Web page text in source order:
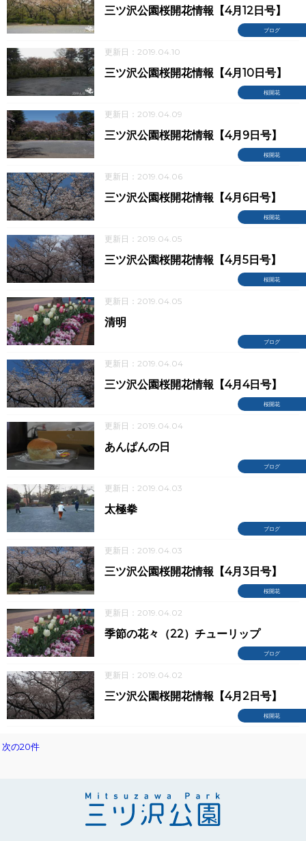
ブログ
三ツ沢公園桜開花情報【4月12日号】
更新日：2019.04.10
桜開花
三ツ沢公園桜開花情報【4月10日号】
更新日：2019.04.09
桜開花
三ツ沢公園桜開花情報【4月9日号】
更新日：2019.04.06
桜開花
三ツ沢公園桜開花情報【4月6日号】
更新日：2019.04.05
桜開花
三ツ沢公園桜開花情報【4月5日号】
更新日：2019.04.05
ブログ
清明
更新日：2019.04.04
桜開花
三ツ沢公園桜開花情報【4月4日号】
更新日：2019.04.04
ブログ
あんぱんの日
更新日：2019.04.03
ブログ
太極拳
更新日：2019.04.03
桜開花
三ツ沢公園桜開花情報【4月3日号】
更新日：2019.04.02
ブログ
季節の花々（22）チューリップ
更新日：2019.04.02
桜開花
三ツ沢公園桜開花情報【4月2日号】
次の20件